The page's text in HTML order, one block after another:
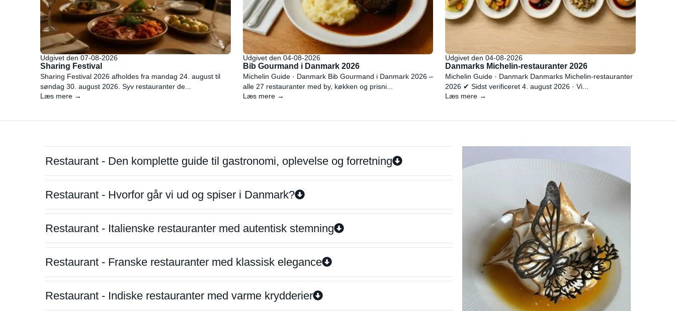
Udgivet den 07-08-2026
Sharing Festival
Sharing Festival 2026 afholdes fra mandag 24. august til
søndag 30. august 2026. Syv restauranter de...
Læs mere →
Udgivet den 04-08-2026
Bib Gourmand i Danmark 2026
Michelin Guide · Danmark Bib Gourmand i Danmark 2026 –
alle 27 restauranter med by, køkken og prisni...
Læs mere →
Udgivet den 04-08-2026
Danmarks Michelin-restauranter 2026
Michelin Guide · Danmark Danmarks Michelin-restauranter
2026 ✔ Sidst verificeret 4. august 2026 · Vi...
Læs mere →
Restaurant - Den komplette guide til gastronomi, oplevelse og forretning
Restaurant - Hvorfor går vi ud og spiser i Danmark?
Restaurant - Italienske restauranter med autentisk stemning
Restaurant - Franske restauranter med klassisk elegance
Restaurant - Indiske restauranter med varme krydderier